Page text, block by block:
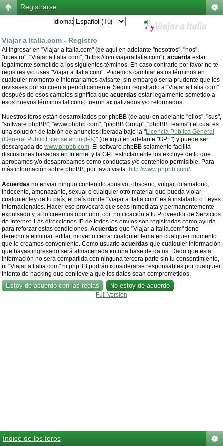
Registrarse
Idioma:
Viajar a Italia.com - Registro
Al ingresar en "Viajar a Italia.com" (de aquí en adelante "nosotros", "nos",
"nuestro", "Viajar a Italia.com", "https://foro.viajaraitalia.com"), acuerda estar
legalmente sometido a los siguientes términos. En caso contrario por favor no te
registres y/o uses "Viajar a Italia.com". Podemos cambiar estos términos en
cualquier momento e intentaríamos avisarte, sin embargo sería prudente que los
revisases por su cuenta periódicamente. Seguir registrado a "Viajar a Italia.com"
después de esos cambios significa que acuerdas estar legalmente sometido a
esos nuevos términos tal como fueron actualizados y/o reformados.
Nuestros foros están desarrollados por phpBB (de aquí en adelante "ellos", "sus",
"software phpBB", "www.phpbb.com", "phpBB Group", "phpBB Teams") el cual es
una solución de tablón de anuncios liberada bajo la "Licencia Pública General
(General Public License en inglés)" (de aquí en adelante "GPL") y puede ser
descargada de www.phpbb.com. El software phpBB solamente facilita
discusiones basadas en Internet y la GPL estrictamente los excluye de lo que
aprobamos y/o desaprobamos como conductas y/o contenido permisible. Para
más información sobre phpBB, por favor visita: http://www.phpbb.com/.
Acuerdas no enviar ningun contenido abusivo, obsceno, vulgar, difamatorio,
indecente, amenazante, sexual o cualquier otro material que pueda violar
cualquier ley de tu país, el país donde "Viajar a Italia.com" está instalado o Leyes
Internacionales. Hacer eso provocará que seas inmediata y permanentemente
expulsado y, si lo creemos oportuno, con notificación a tu Proveedor de Servicios
de Internet. Las direcciones IP de todos los envíos son registradas como ayuda
para reforzar estas condiciones. Acuerdas que "Viajar a Italia.com" tiene
derecho a eliminar, editar, mover o cerrar cualquier tema en cualquier momento
que lo creamos conveniente. Como usuario acuerdas que cualquier información
que hayas ingresado será almacenada en una base de datos. Dado que esta
información no será compartida con ninguna tercera parte sin tu consentimiento,
ni "Viajar a Italia.com" ni phpBB podrán considerarse responsables por cualquier
intento de hacking que conlleve a que los datos sean comprometidos.
Full Version
Índice de los foros